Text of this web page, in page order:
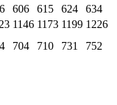
606 615 624
634
1146 1173 1199 1226
704 710 731 752